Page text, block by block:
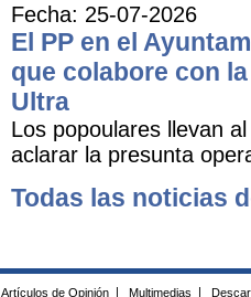
Fecha: 25-07-2026
El PP en el
que colabore con
Ultra
Los popoulares llevan
aclarar la presunta
Todas las noticias
Artículos de Opinión Multimedias